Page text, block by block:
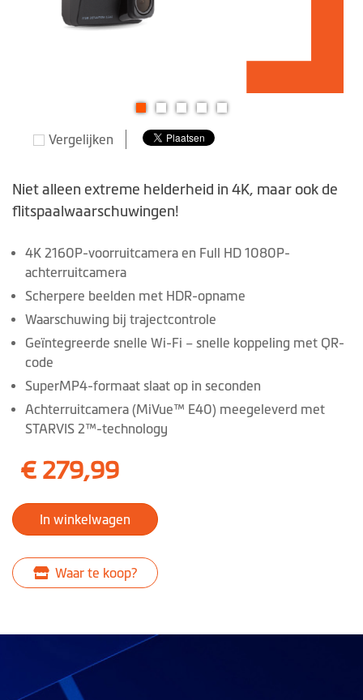
begin
van
Vergelijken
Niet alleen extreme helderheid in 4K, maar ook de
flitspaalwaarschuwingen!
4K 2160P-voorruitcamera en Full HD 1080P-
achterruitcamera
Scherpere beelden met HDR-opname
Waarschuwing bij trajectcontrole
Geïntegreerde snelle Wi-Fi – snelle koppeling met QR-
code
SuperMP4-formaat slaat op in seconden
Achterruitcamera (MiVue™ E40) meegeleverd met
STARVIS 2™-technology
€ 279,99
In winkelwagen
Waar te koop?